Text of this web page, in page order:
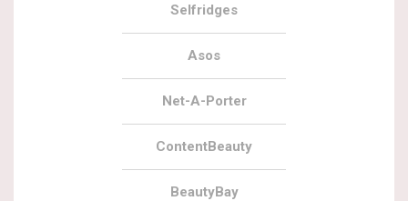
Selfridges
Asos
Net-A-Porter
ContentBeauty
BeautyBay